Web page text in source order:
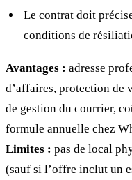
Le contrat doit
conditions de
Avantages : adresse
d’affaires, protection de
de gestion du courrier,
formule annuelle chez
Limites : pas de local
(sauf si l’offre inclut un